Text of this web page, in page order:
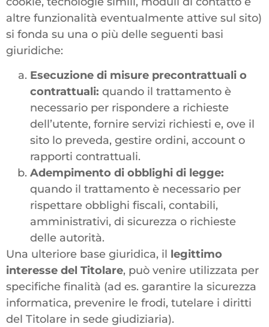
altre funzionalità eventualmente attive sul sito)
si fonda su una o più delle seguenti basi
giuridiche:
Esecuzione di misure precontrattuali o
contrattuali: quando il trattamento è
necessario per rispondere a richieste
dell’utente, fornire servizi richiesti e, ove il
sito lo preveda, gestire ordini, account o
rapporti contrattuali.
Adempimento di obblighi di legge:
quando il trattamento è necessario per
rispettare obblighi fiscali, contabili,
amministrativi, di sicurezza o richieste
delle autorità.
Una ulteriore base giuridica, il legittimo
interesse del Titolare, può venire utilizzata per
specifiche finalità (ad es. garantire la sicurezza
informatica, prevenire le frodi, tutelare i diritti
del Titolare in sede giudiziaria).